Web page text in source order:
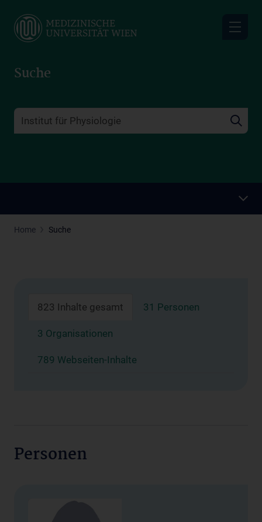
main
Suche
Home Suche
823 Inhalte gesamt 31 Personen
3 Organisationen
789 Webseiten-Inhalte
Personen